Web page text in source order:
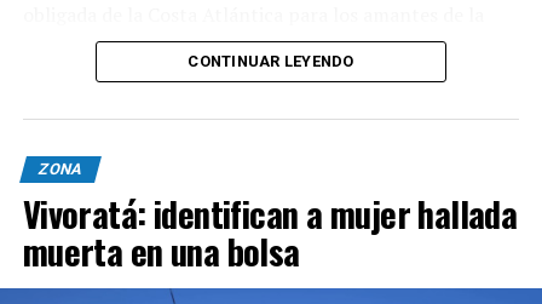
buena repostería, el paisaje natural y la tradición
geselina.
Sabores, espectáculos y naturaleza en un solo lugar
Nacida en 1996, la fiesta reúne este año al talento de los
mejores expositores, maestros chocolateros y
reposteros de Villa Gesell y de todo el país. Los
asistentes podrán disfrutar de un abanico de propuestas
para cada integrante de la familia:
CONTINUAR LEYENDO
ZONA
Vivoratá: identifican a mujer hallada
muerta en una bolsa